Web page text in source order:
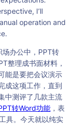
I’ll
operation and
办公中，PPT转
整理成书面材料，
能是要把会议演示
成这项工作，直到
中测评了几款主流
转Word功能 ，表
具。今天就以纯实